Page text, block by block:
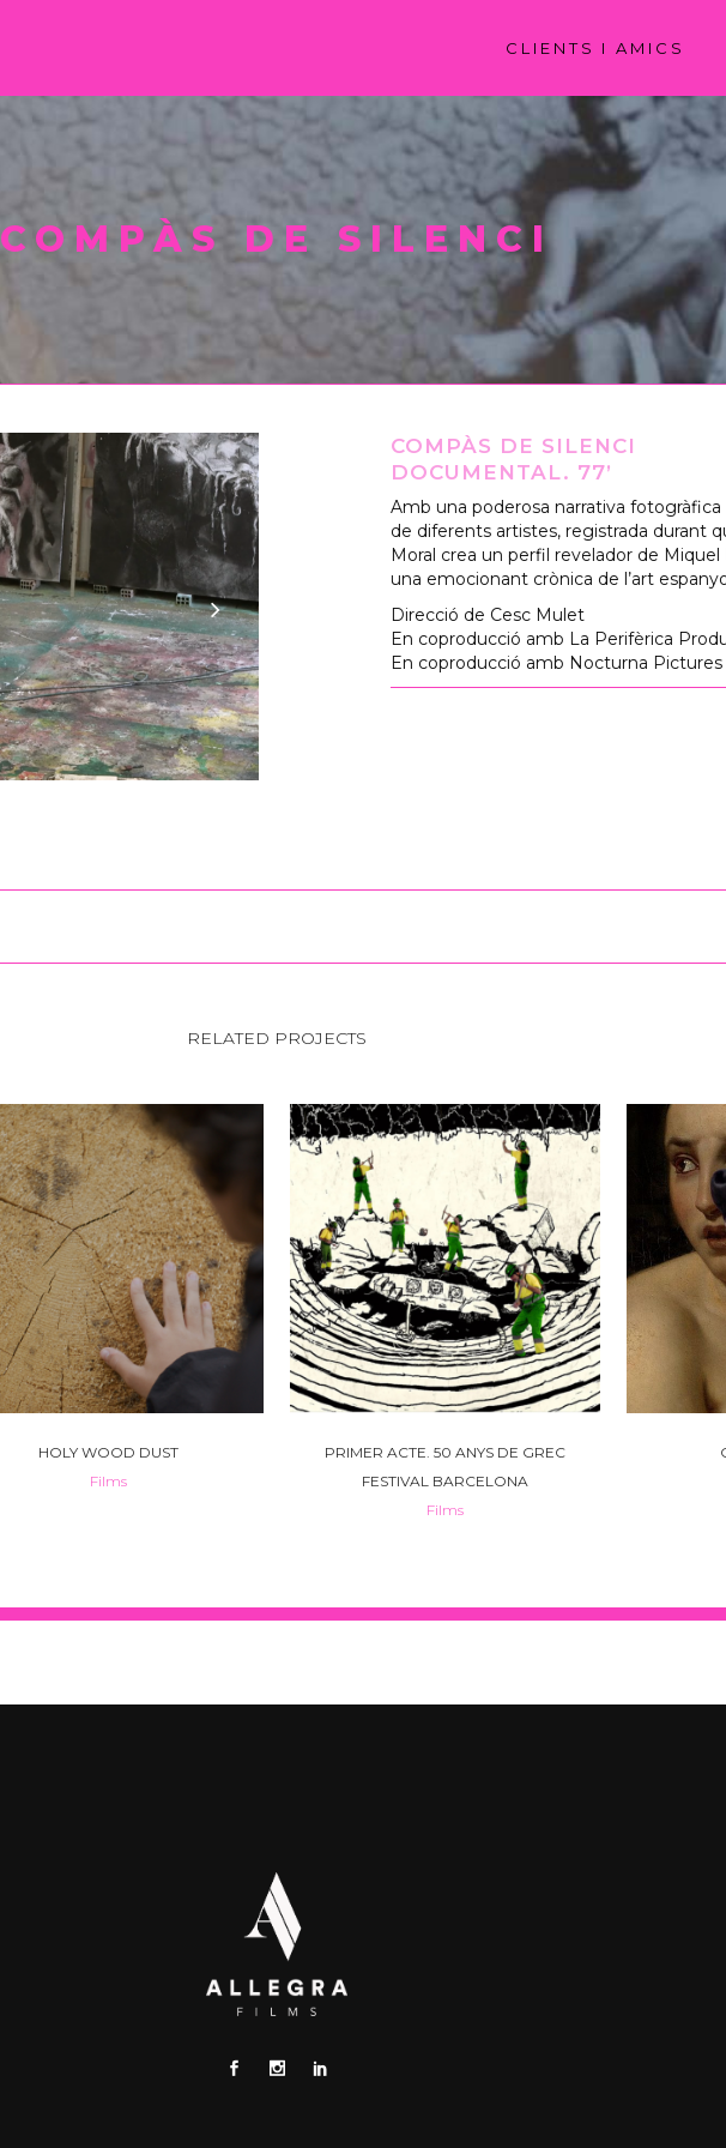
CLIENTS I AMICS
COMPÀS DE SILENCI
COMPÀS DE SILENCI
DOCUMENTAL. 77’
Amb una poderosa narrativa
de diferents artistes, registrada durant
Moral crea un perfil revelador de
una emocionant crònica de l’art
Direcció de Cesc Mulet
En coproducció amb La Perifèrica
En coproducció amb Nocturna Pictures
RELATED PROJECTS
VIEW
HOLY WOOD DUST
Films
VIEW
PRIMER ACTE. 50 ANYS DE GREC
FESTIVAL BARCELONA
Films